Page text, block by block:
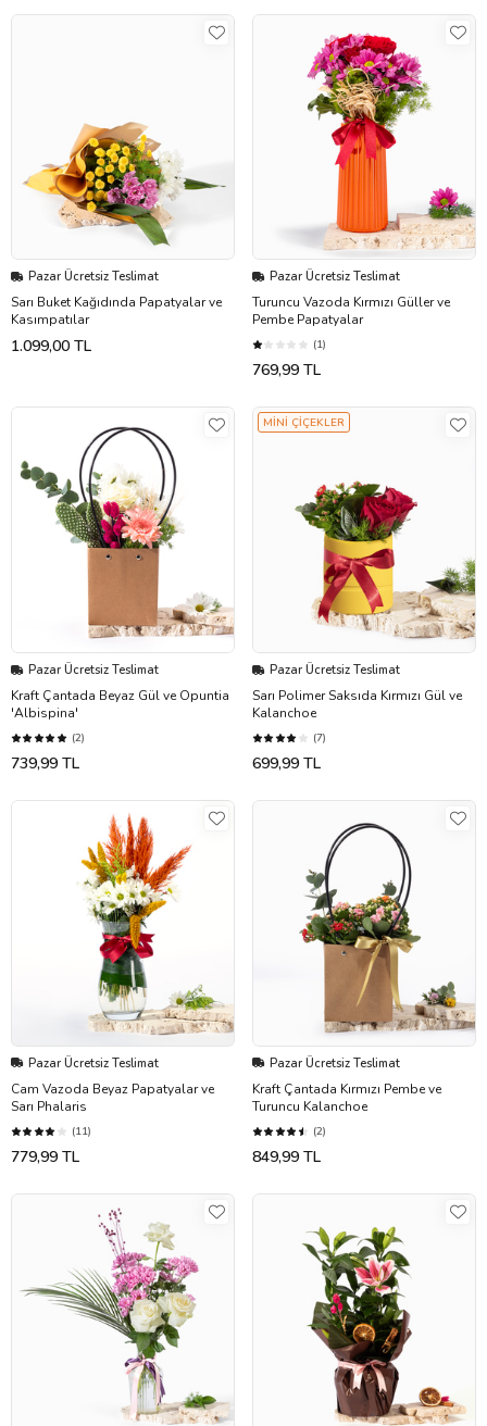
Pazar Ücretsiz Teslimat
Sarı Buket Kağıdında Papatyalar ve
Kasımpatılar
1.099,00 TL
Pazar Ücretsiz Teslimat
Turuncu Vazoda Kırmızı Güller ve
Pembe Papatyalar
(1)
769,99 TL
Pazar Ücretsiz Teslimat
Kraft Çantada Beyaz Gül ve Opuntia
'Albispina'
(2)
739,99 TL
MİNİ ÇİÇEKLER
Pazar Ücretsiz Teslimat
Sarı Polimer Saksıda Kırmızı Gül ve
Kalanchoe
(7)
699,99 TL
Pazar Ücretsiz Teslimat
Cam Vazoda Beyaz Papatyalar ve
Sarı Phalaris
(11)
779,99 TL
Pazar Ücretsiz Teslimat
Kraft Çantada Kırmızı Pembe ve
Turuncu Kalanchoe
(2)
849,99 TL